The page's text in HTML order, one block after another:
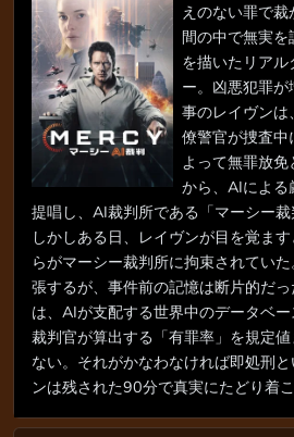
えのない罪で
間の中で無実
を描いたリア
ー。凶悪犯罪
事のレイヴン
僚警官が捜査
よって無罪放
から、AIによる
提唱し、AI裁判所である「マーシー裁
しかしある日、レイヴンが目を覚ま
らがマーシー裁判所に拘束されてい
張するが、事件前の記憶は断片的だ
は、AIが支配する世界中のデータベ
裁判官が算出する「有罪率」を規定
ない。それがかなわなければ即処刑
ンは残された90分で真実にたどり着こ